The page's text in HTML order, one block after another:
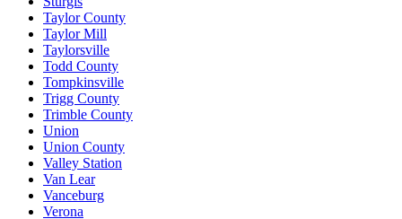
Taylor County
Taylor Mill
Taylorsville
Todd County
Tompkinsville
Trigg County
Trimble County
Union
Union County
Valley Station
Van Lear
Vanceburg
Verona